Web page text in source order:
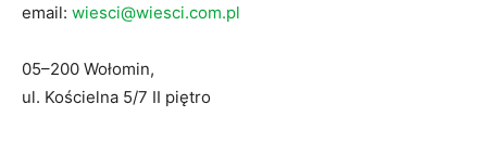
email: wiesci@wiesci.com.pl
05–200 Wołomin,
ul. Kościelna 5/7 II piętro